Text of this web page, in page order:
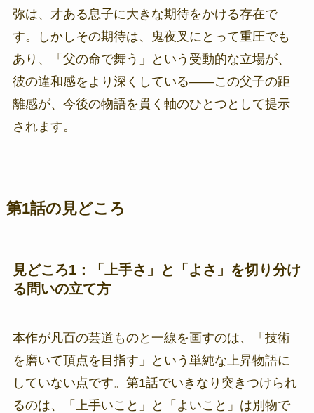
弥は、才ある息子に大きな期待をかける存在で
す。しかしその期待は、鬼夜叉にとって重圧でも
あり、「父の命で舞う」という受動的な立場が、
彼の違和感をより深くしている——この父子の距
離感が、今後の物語を貫く軸のひとつとして提示
されます。
第1話の見どころ
見どころ1：「上手さ」と「よさ」を切り分け
る問いの立て方
本作が凡百の芸道ものと一線を画すのは、「技術
を磨いて頂点を目指す」という単純な上昇物語に
していない点です。第1話でいきなり突きつけられ
るのは、「上手いこと」と「よいこと」は別物で